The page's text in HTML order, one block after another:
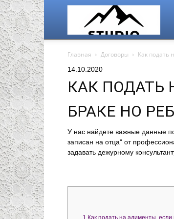
Главная Договоры Как подать
14.10.2020
КАК ПОДАТЬ
БРАКЕ НО
У нас найдете важные данные
записан на отца" от
задавать дежурному